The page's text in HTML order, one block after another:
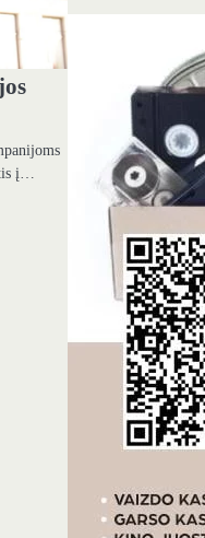
į…